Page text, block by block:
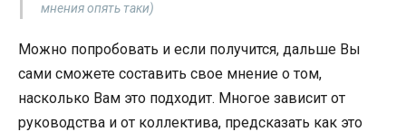
мнения опять таки)
Можно попробовать и если получится, дальше Вы
сами сможете составить свое мнение о том,
насколько Вам это подходит. Многое зависит от
руководства и от коллектива, предсказать как это